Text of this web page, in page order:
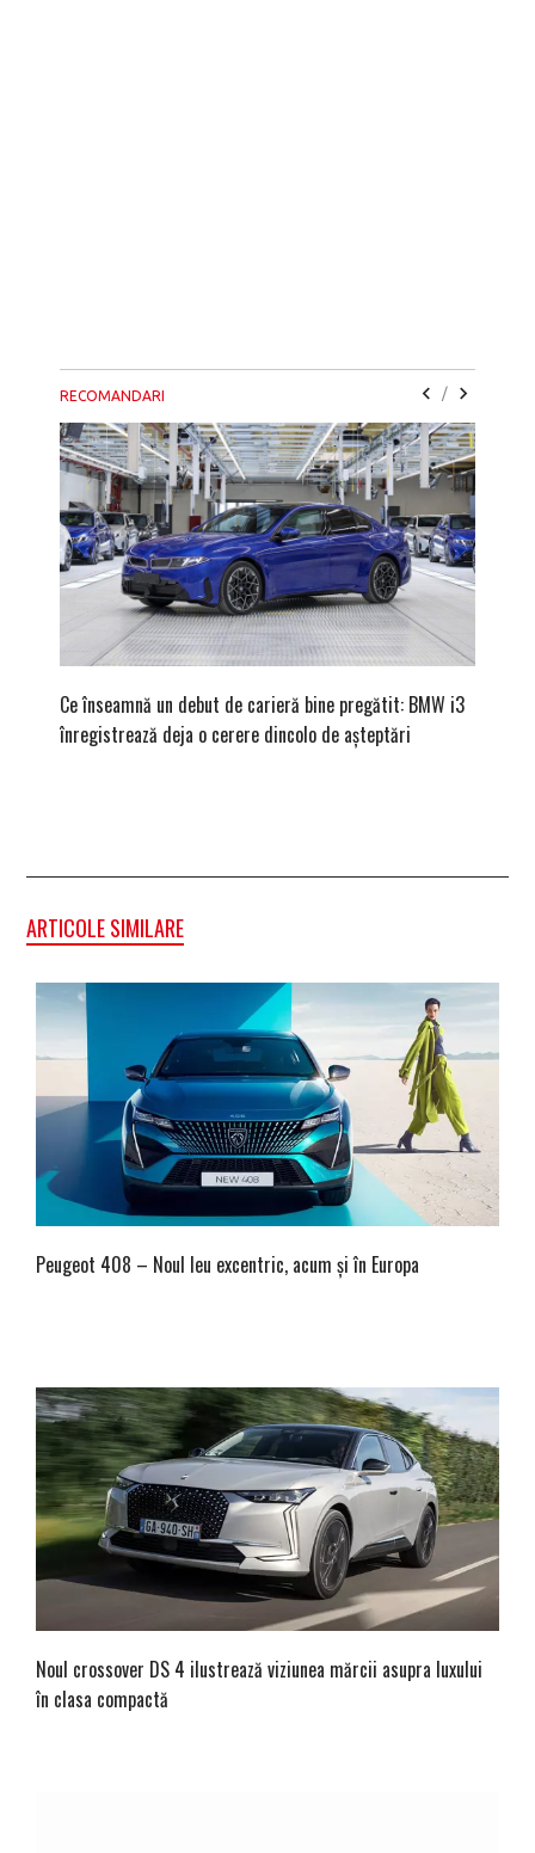
RECOMANDARI /
Ce înseamnă un debut de carieră bine pregătit: BMW i3
înregistrează deja o cerere dincolo de așteptări
ARTICOLE SIMILARE
Peugeot 408 – Noul leu excentric, acum și în Europa
Noul crossover DS 4 ilustrează viziunea mărcii asupra luxului
în clasa compactă